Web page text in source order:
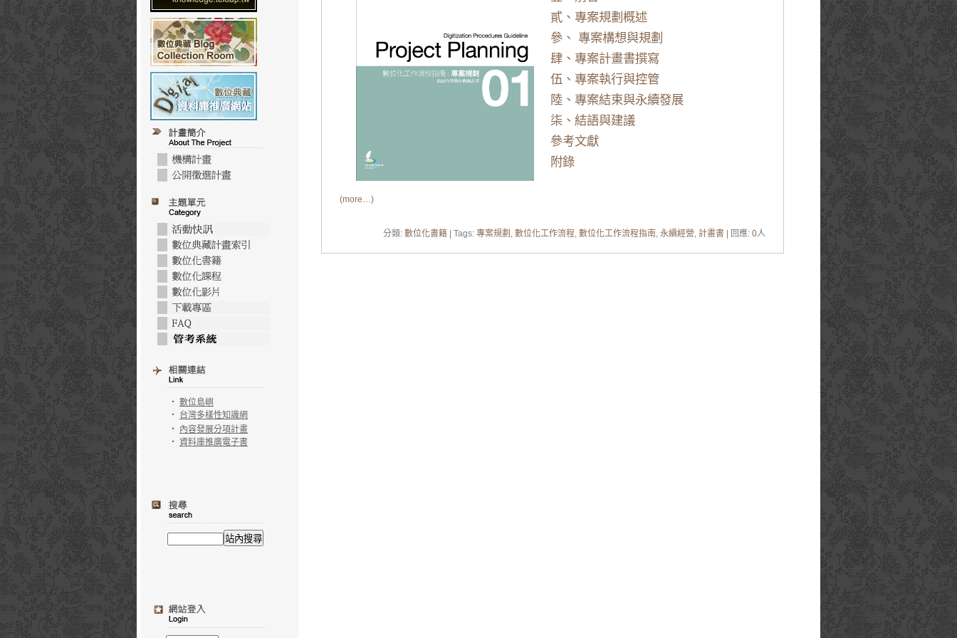
‧ 數位島嶼
‧ 台灣多樣性知識網
‧ 內容發展分項計畫
‧ 資料庫推廣電子書
貳、專案規劃概述
參、 專案構想與規劃
肆、專案計畫書撰寫
伍、專案執行與控管
陸、專案結束與永續發展
柒、結語與建議
參考文獻
附錄
(more…)
分類: 數位化書籍 | Tags: 專案規劃 , 數位化工作流程, 數位化工作流程指南, 永續經營, 計畫書 | 回應: 0人